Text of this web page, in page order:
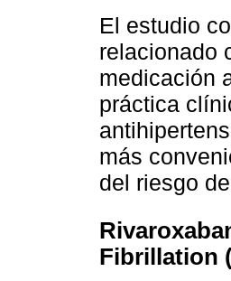
El estudio
relacionado
medicación
práctica
más
del riesgo
Fibrillation